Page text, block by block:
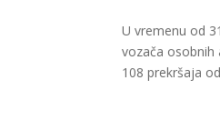
U vremenu od
vozača osobnih
108 prekršaja